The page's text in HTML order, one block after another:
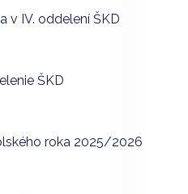
v IV. oddelení ŠKD
ŠKD
roka 2025/2026